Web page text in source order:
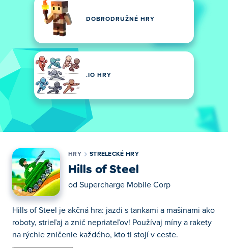
DOBRODRUŽNÉ HRY
.IO HRY
HRY STRELECKÉ HRY
Hills of Steel
od Supercharge Mobile Corp
Hills of Steel je akčná hra: jazdi s tankami a mašinami ako
roboty, strieľaj a znič nepriateľov! Používaj míny a rakety
na rýchle zničenie každého, kto ti stojí v ceste.